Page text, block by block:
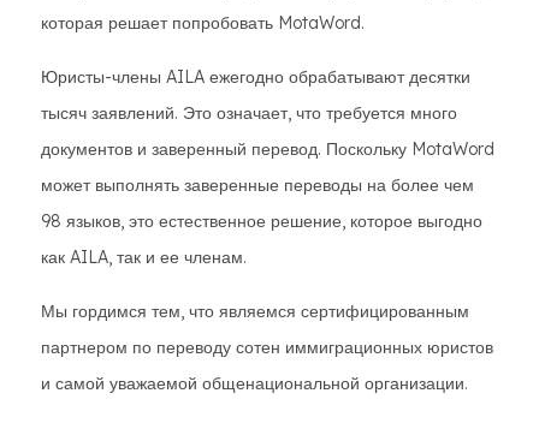
которая решает попробовать MotaWord.
Юристы-члены AILA ежегодно обрабатывают десятки
тысяч заявлений. Это означает, что требуется много
документов и заверенный перевод. Поскольку MotaWord
может выполнять заверенные переводы на более чем
98 языков, это естественное решение, которое выгодно
как AILA, так и ее членам.
Мы гордимся тем, что являемся сертифицированным
партнером по переводу сотен иммиграционных юристов
и самой уважаемой общенациональной организации.